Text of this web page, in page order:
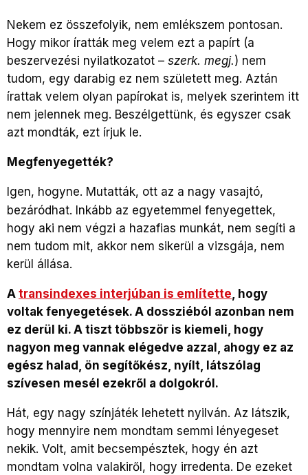
Nekem ez összefolyik, nem emlékszem pontosan.
Hogy mikor íratták meg velem ezt a papírt (a
beszervezési nyilatkozatot – szerk. megj.) nem
tudom, egy darabig ez nem született meg. Aztán
írattak velem olyan papírokat is, melyek szerintem itt
nem jelennek meg. Beszélgettünk, és egyszer csak
azt mondták, ezt írjuk le.
Megfenyegették?
Igen, hogyne. Mutatták, ott az a nagy vasajtó,
bezáródhat. Inkább az egyetemmel fenyegettek,
hogy aki nem végzi a hazafias munkát, nem segíti a
nem tudom mit, akkor nem sikerül a vizsgája, nem
kerül állása.
A transindexes interjúban is említette, hogy
voltak fenyegetések. A dossziéból azonban nem
ez derül ki. A tiszt többször is kiemeli, hogy
nagyon meg vannak elégedve azzal, ahogy ez az
egész halad, ön segítőkész, nyílt, látszólag
szívesen mesél ezekről a dolgokról.
Hát, egy nagy színjáték lehetett nyilván. Az látszik,
hogy mennyire nem mondtam semmi lényegeset
nekik. Volt, amit becsempésztek, hogy én azt
mondtam volna valakiről, hogy irredenta. De ezeket